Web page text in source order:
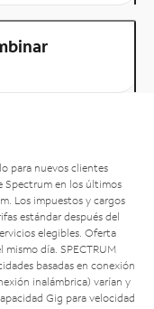
para nuevos clientes
Spectrum en los últimos
Los impuestos y cargos
estándar después del
elegibles. Oferta
mismo día. SPECTRUM
basadas en conexión
inalámbrica) varían y
Gig para velocidad